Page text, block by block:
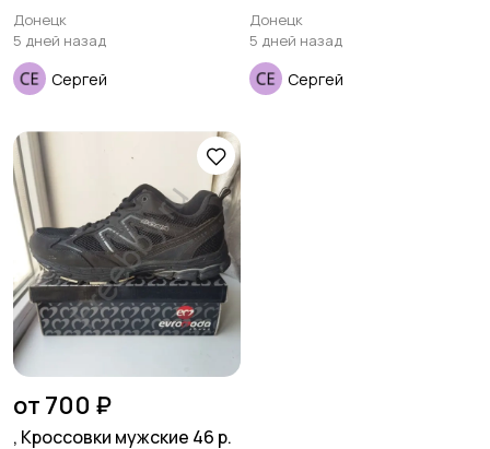
Донецк
5 дней назад
Сергей
Донецк
5 дней назад
Сергей
от 700 ₽
, Кроссовки мужские 46 р.